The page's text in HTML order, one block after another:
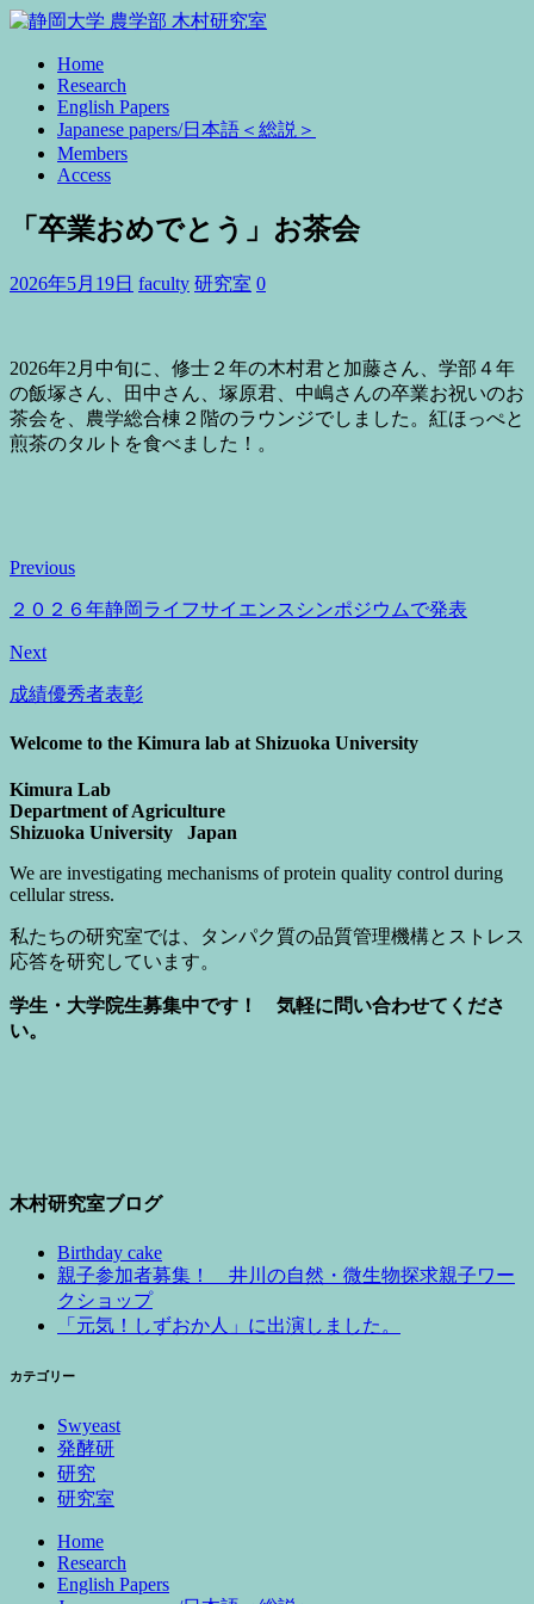
Home
Research
English Papers
Japanese papers/日本語＜総説＞
Members
Access
「卒業おめでとう」お茶会
2026年5月19日 faculty 研究室 0
2026年2月中旬に、修士２年の木村君と加藤さん、学部４年
の飯塚さん、田中さん、塚原君、中嶋さんの卒業お祝いのお
茶会を、農学総合棟２階のラウンジでしました。紅ほっぺと
煎茶のタルトを食べました！。
Previous
２０２６年静岡ライフサイエンスシンポジウムで発表
Next
成績優秀者表彰
Welcome to the Kimura lab at Shizuoka University
Kimura Lab
Department of Agriculture
Shizuoka University Japan
We are investigating mechanisms of protein quality control during
cellular stress.
私たちの研究室では、タンパク質の品質管理機構とストレス
応答を研究しています。
学生・大学院生募集中です！ 気軽に問い合わせてくださ
い。
木村研究室ブログ
Birthday cake
親子参加者募集！ 井川の自然・微生物探求親子ワー
クショップ
「元気！しずおか人」に出演しました。
カテゴリー
Swyeast
発酵研
研究
研究室
Home
Research
English Papers